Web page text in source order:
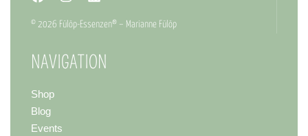
© 2026 Fülöp-Essenzen® – Marianne Fülöp
NAVIGATION
Shop
Blog
Events